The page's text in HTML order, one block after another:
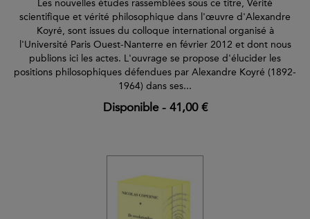
Les nouvelles études rassemblées sous ce titre, Vérité
scientifique et vérité philosophique dans l'œuvre d'Alexandre
Koyré, sont issues du colloque international organisé à
l'Université Paris Ouest-Nanterre en février 2012 et dont nous
publions ici les actes. L'ouvrage se propose d'élucider les
positions philosophiques défendues par Alexandre Koyré (1892-
1964) dans ses...
Disponible- 41,00 €